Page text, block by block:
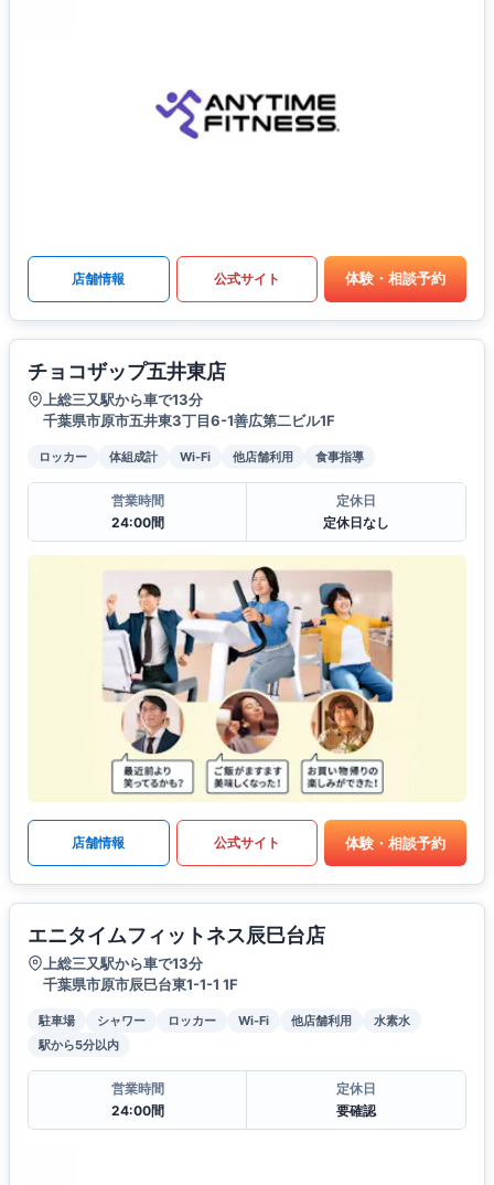
店舗情報 公式サイト 体験・相談予約
チョコザップ五井東店
上総三又駅から車で13分
千葉県市原市五井東3丁目6-1善広第二ビル1F
ロッカー 体組成計 Wi-Fi 他店舗利用 食事指導
営業時間
24:00間
定休日
定休日なし
店舗情報 公式サイト 体験・相談予約
エニタイムフィットネス辰巳台店
上総三又駅から車で13分
千葉県市原市辰巳台東1-1-1 1F
駐車場 シャワー ロッカー Wi-Fi 他店舗利用
水素水
駅から5分以内
営業時間
24:00間
定休日
要確認